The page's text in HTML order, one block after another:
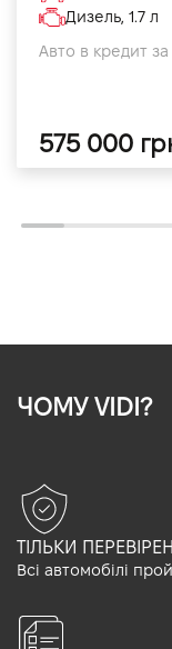
Дизель, 1.7 л
Авто в кредит
575 000
ЧОМУ VIDI?
ТІЛЬКИ
Всі автомобілі